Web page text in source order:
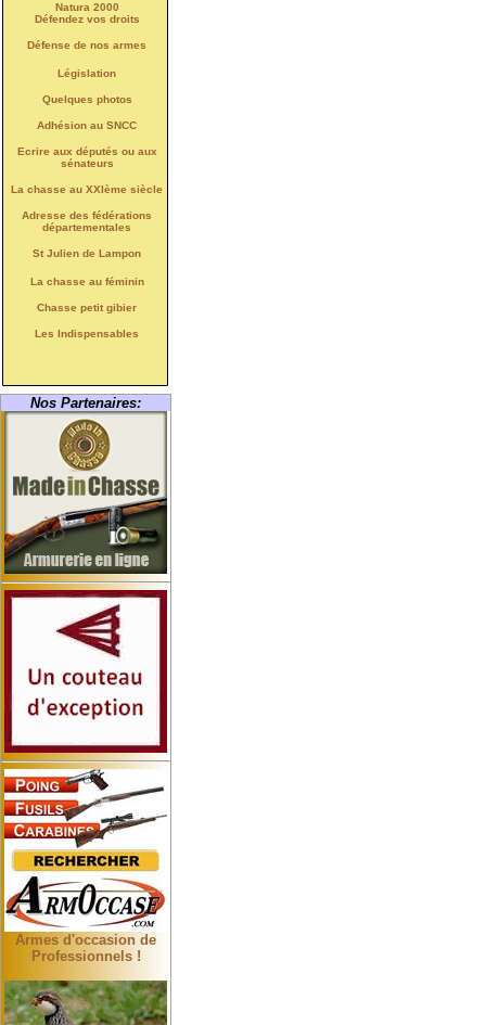
Natura 2000
Défendez vos droits
Défense de nos armes
Législation
Quelques photos
Adhésion au SNCC
Ecrire aux députés ou aux
sénateurs
La chasse au XXIème siècle
Adresse des fédérations
départementales
St Julien de Lampon
La chasse au féminin
Chasse petit gibier
Les Indispensables
Nos Partenaires:
Armes d'occasion de
Professionnels !